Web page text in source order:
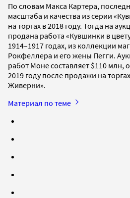
По словам Макса Картера,
масштаба и качества из серии
на торгах в 2018 году. Тогда на
продана работа «Кувшинки в
1914–1917 годах, из коллекции
Рокфеллера и его жены Пегги.
работ Моне составляет $110 млн,
2019 году после продажи на
Живерни».
Материал по теме